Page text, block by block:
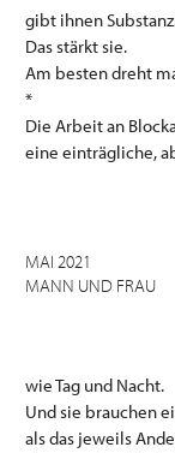
gibt ihnen
Das stärkt sie.
Am besten dreht
*
Die Arbeit an
eine einträgliche,
MAI 2021
MANN UND FRAU
wie Tag und Nacht.
Und sie brauchen
als das jeweils